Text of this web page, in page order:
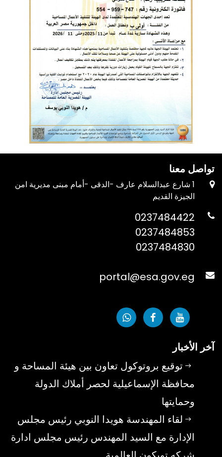
تواصل معنا
1 شارع عبدالسلام عارف -الدقى -أمام مبنى مديرية امن
الجيزة القديم
0237484422
0237484853
0237484830
portal@esa.gov.eg
آخر الأخبار
توقيع بروتوكول تعاون بين هيئة المساحة و
محافظة الإسماعيلية لحصر أملاك الدولة
وحمايتها
لقاء المهندسة هويدا النوبي رئيس مجلس
الإدارة مع السيد المهندس رئيس مجلس ادارة